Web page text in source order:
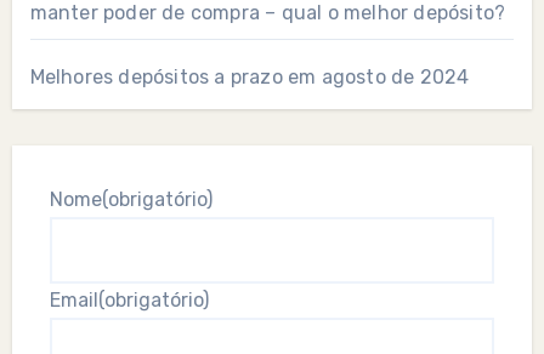
manter poder de compra – qual o melhor depósito?
Melhores depósitos a prazo em agosto de 2024
Nome(obrigatório)
Email(obrigatório)